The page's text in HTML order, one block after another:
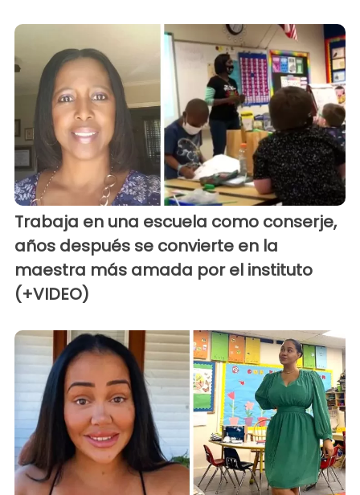
Trabaja en una escuela como conserje,
años después se convierte en la
maestra más amada por el instituto
(+VIDEO)